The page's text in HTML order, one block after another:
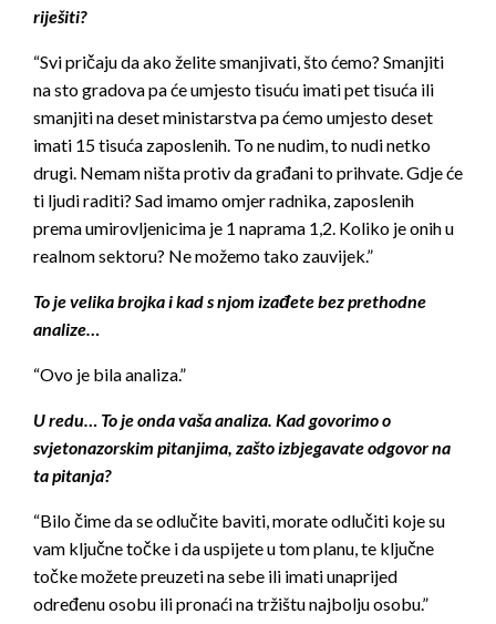
riješiti?
“Svi pričaju da ako želite smanjivati, što ćemo? Smanjiti
na sto gradova pa će umjesto tisuću imati pet tisuća ili
smanjiti na deset ministarstva pa ćemo umjesto deset
imati 15 tisuća zaposlenih. To ne nudim, to nudi netko
drugi. Nemam ništa protiv da građani to prihvate. Gdje će
ti ljudi raditi? Sad imamo omjer radnika, zaposlenih
prema umirovljenicima je 1 naprama 1,2. Koliko je onih u
realnom sektoru? Ne možemo tako zauvijek.”
To je velika brojka i kad s njom izađete bez prethodne
analize…
“Ovo je bila analiza.”
U redu… To je onda vaša analiza. Kad govorimo o
svjetonazorskim pitanjima, zašto izbjegavate odgovor na
ta pitanja?
“Bilo čime da se odlučite baviti, morate odlučiti koje su
vam ključne točke i da uspijete u tom planu, te ključne
točke možete preuzeti na sebe ili imati unaprijed
određenu osobu ili pronaći na tržištu najbolju osobu.”